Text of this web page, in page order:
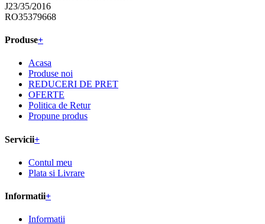
ECONVENABIL ONLINE SRL
J23/35/2016
Acasa
Produse noi
REDUCERI DE PRET
OFERTE
Politica de Retur
Contul meu